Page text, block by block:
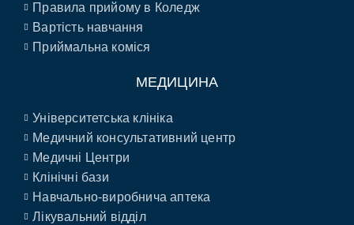
Правила прийому в Коледж
Вартість навчання
Приймальна коміся
МЕДИЦИНА
Університетська клініка
Медичний консультативний центр
Медичні Центри
Клінічні бази
Навчально-виробнича аптека
Лікувальний відділ